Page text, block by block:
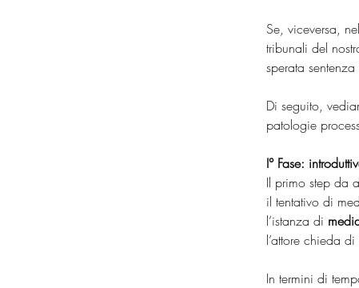
Se, viceversa,
tribunali del
sperata
Di seguito,
patologie
I° Fase:
Il primo step da
il tentativo di
l’istanza di
l’attore chieda
In termini di